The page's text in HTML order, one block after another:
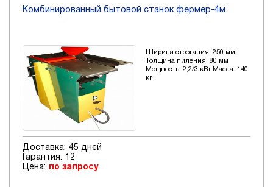
Комбинированный бытовой станок фермер-4м
Ширина строгания: 250 мм
Толщина пиления: 80 мм
Мощность: 2,2/3 кВт Масса: 140
кг
Доставка: 45 дней
Гарантия: 12
Цена: по запросу